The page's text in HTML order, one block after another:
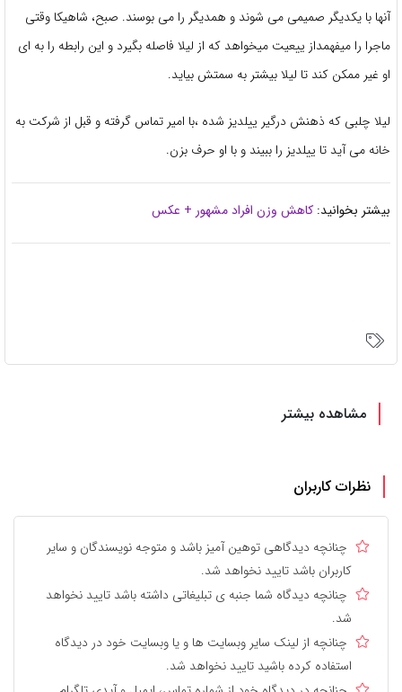
آنها با یکدیگر صمیمی می شوند و همدیگر را می بوسند. صبح، شاهیکا وقتی
ماجرا را میفهمداز ییعیت میخواهد که از لیلا فاصله بگیرد و این رابطه را به ای
او غیر ممکن کند تا لیلا بیشتر به سمتش بیاید.
لیلا چلبی که ذهنش درگیر ییلدیز شده ،با امیر تماس گرفته و قبل از شرکت به
خانه می آید تا ییلدیز را ببیند و با او حرف بزن.
بیشتر بخوانید: کاهش وزن افراد مشهور + عکس
مشاهده بیشتر
نظرات کاربران
چنانچه دیدگاهی توهین آمیز باشد و متوجه نویسندگان و سایر
کاربران باشد تایید نخواهد شد.
چنانچه دیدگاه شما جنبه ی تبلیغاتی داشته باشد تایید نخواهد
شد.
چنانچه از لینک سایر وبسایت ها و یا وبسایت خود در دیدگاه
استفاده کرده باشید تایید نخواهد شد.